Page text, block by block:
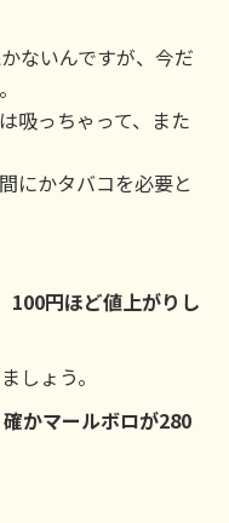
ないんですが、今だ
吸っちゃって、また
にかタバコを必要と
100円ほど値上がりし
しょう。
かマールボロが280